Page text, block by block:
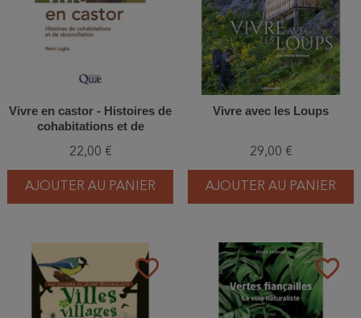
Vivre en castor - Histoires de
cohabitations et de
22,00 €
AJOUTER AU PANIER
Vivre avec les Loups
29,00 €
AJOUTER AU PANIER
favorite_border favorite_border